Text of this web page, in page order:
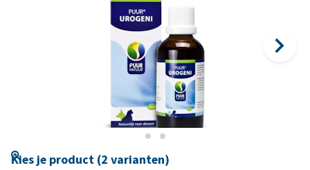
Kies je product (2 varianten)